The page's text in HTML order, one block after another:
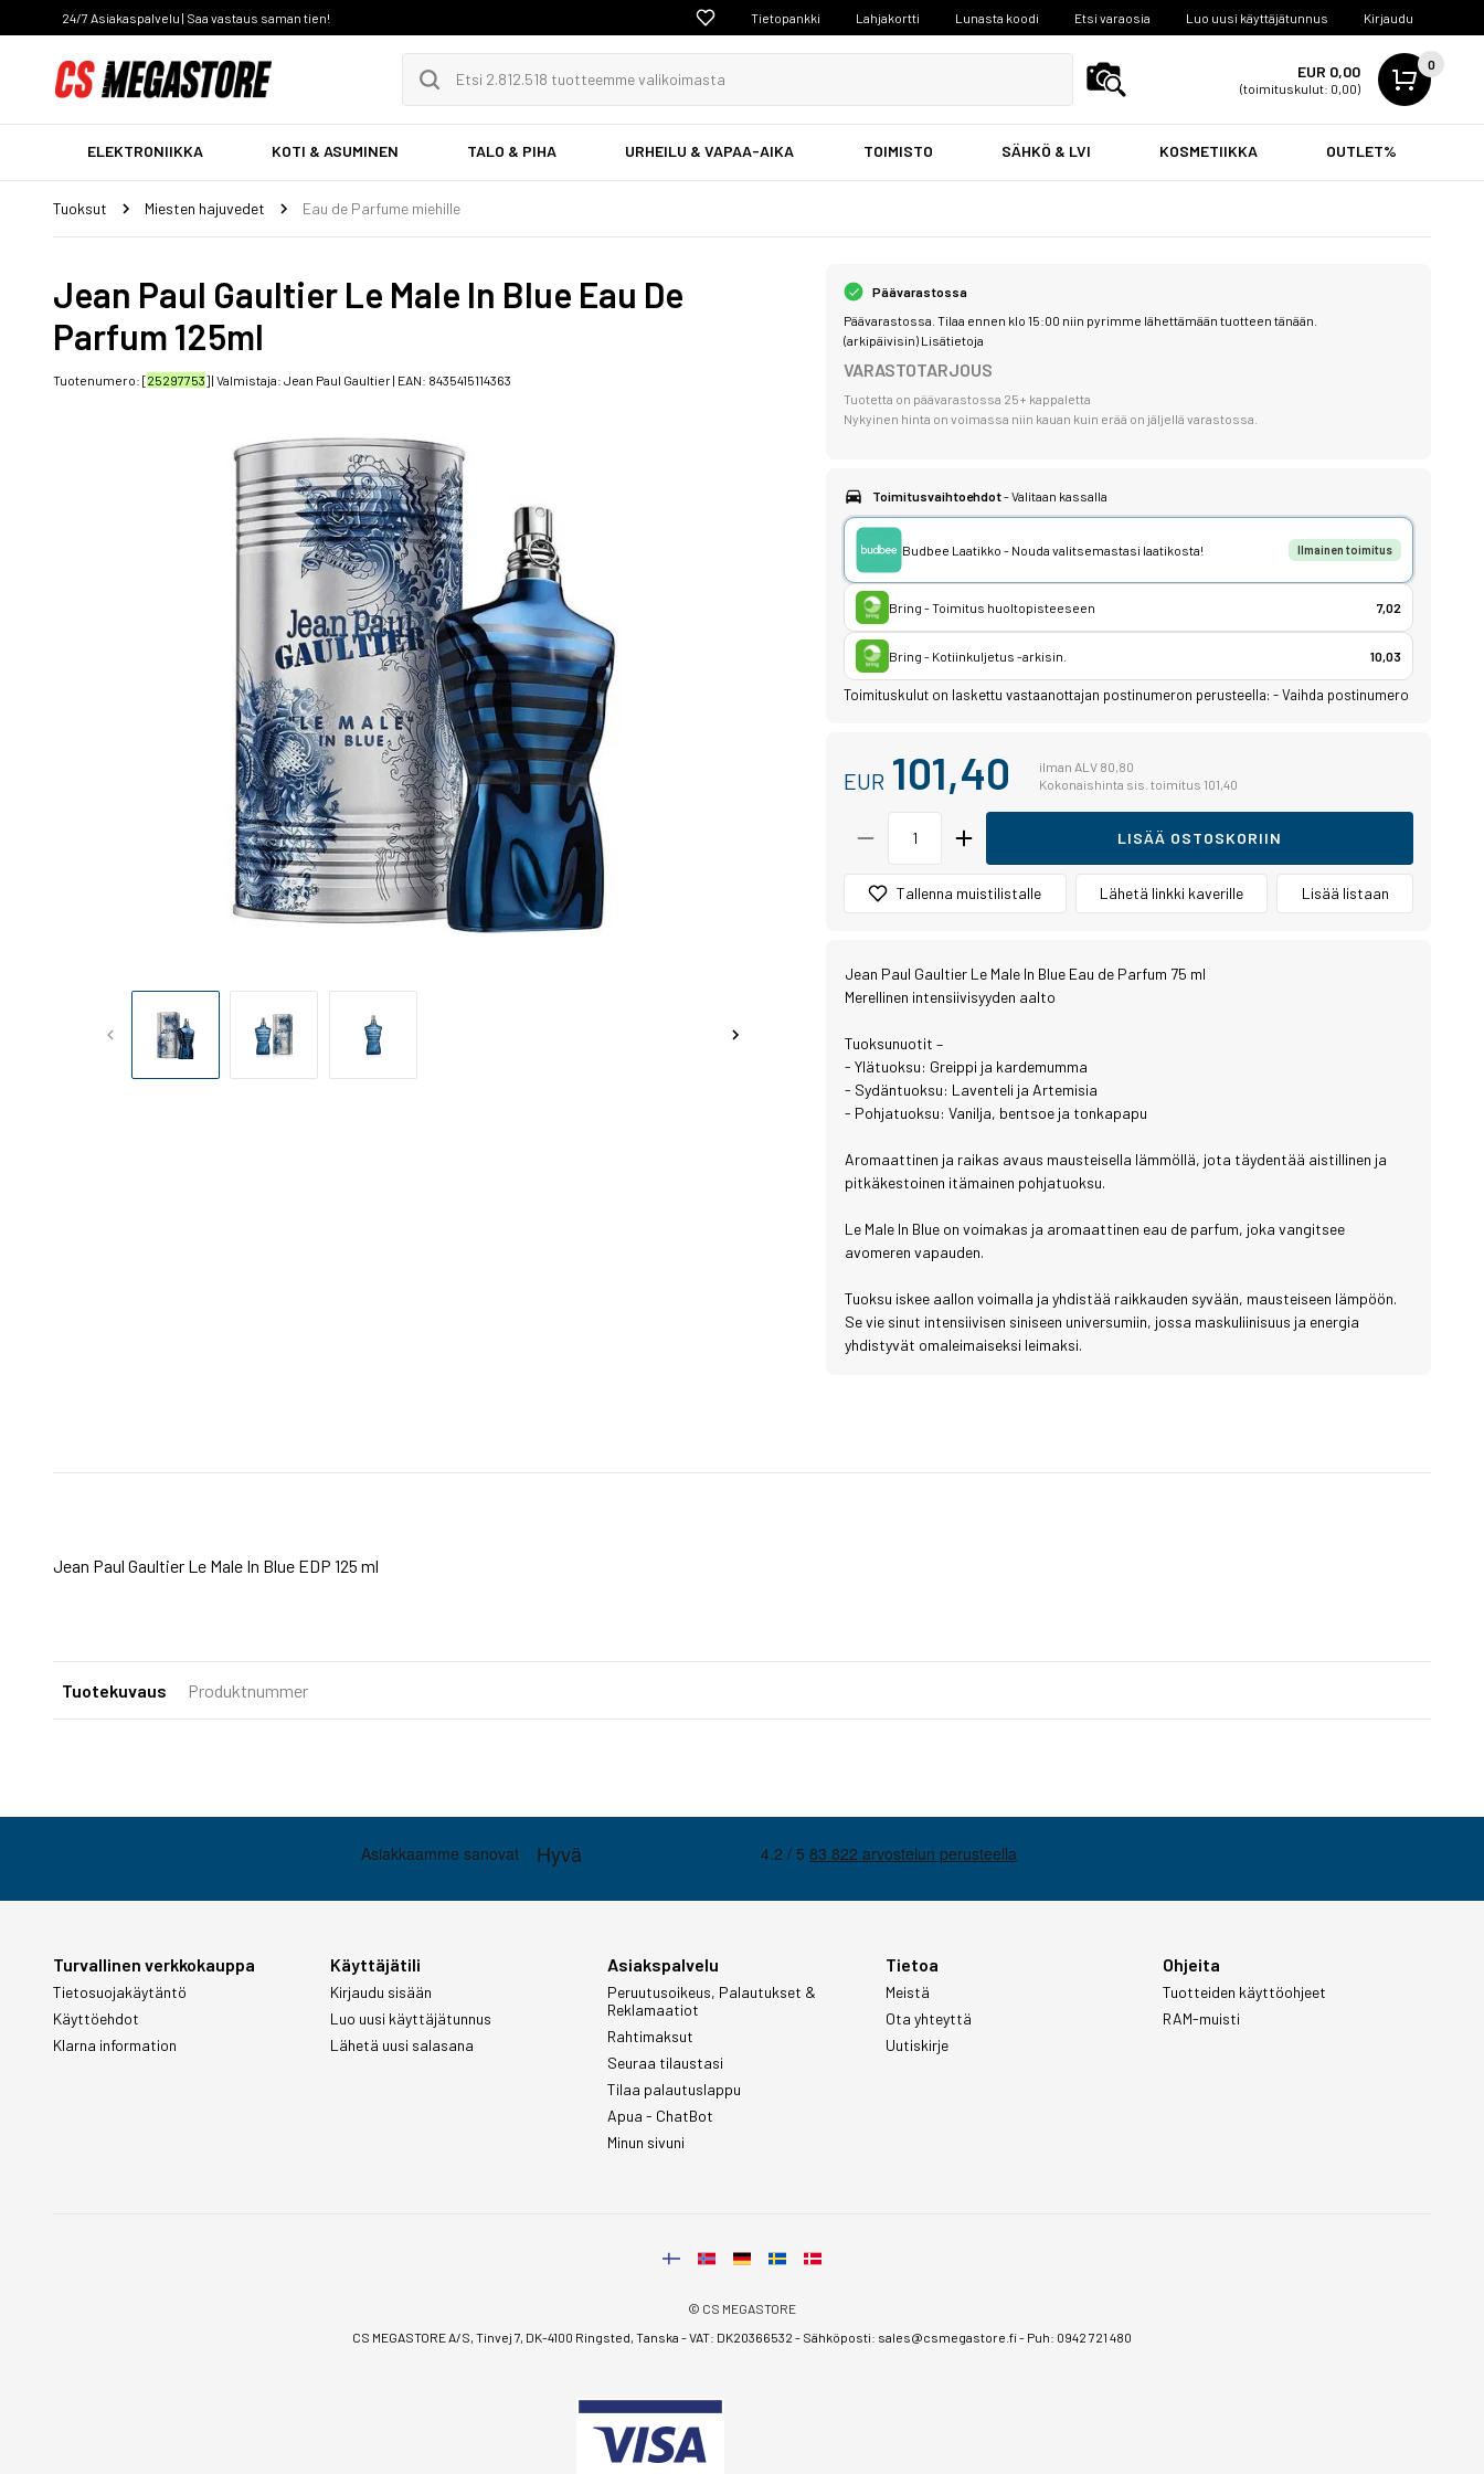
24/7 Asiakaspalvelu | Saa vastaus saman tien! Tietopankki Lahjakortti Lunasta koodi Etsi varaosia Luo uusi käyttäjätunnus Kirjaudu
EUR 0,00
(toimituskulut: 0,00)
0
ELEKTRONIIKKA KOTI & ASUMINEN TALO & PIHA URHEILU & VAPAA-AIKA TOIMISTO SÄHKÖ & LVI KOSMETIIKKA OUTLET%
Tuoksut Miesten hajuvedet Eau de Parfume miehille
Jean Paul Gaultier Le Male In Blue Eau De
Parfum 125ml
Tuotenumero: [25297753] | Valmistaja: Jean Paul Gaultier| EAN: 8435415114363
Päävarastossa
Päävarastossa. Tilaa ennen klo 15:00 niin pyrimme lähettämään tuotteen tänään.
(arkipäivisin) Lisätietoja
VARASTOTARJOUS
Tuotetta on päävarastossa 25+ kappaletta
Nykyinen hinta on voimassa niin kauan kuin erää on jäljellä varastossa.
Toimitusvaihtoehdot- Valitaan kassalla
Budbee Laatikko - Nouda valitsemastasi laatikosta! Ilmainen toimitus
Bring - Toimitus huoltopisteeseen 7,02
Bring - Kotiinkuljetus -arkisin. 10,03
Toimituskulut on laskettu vastaanottajan postinumeron perusteella: -Vaihda postinumero
EUR 101,40
ilman ALV 80,80
Kokonaishinta sis. toimitus 101,40
LISÄÄ OSTOSKORIIN
Tallenna muistilistalle Lähetä linkki kaverille Lisää listaan
Jean Paul Gaultier Le Male In Blue Eau de Parfum 75 ml
Merellinen intensiivisyyden aalto
Tuoksunuotit –
- Ylätuoksu: Greippi ja kardemumma
- Sydäntuoksu: Laventeli ja Artemisia
- Pohjatuoksu: Vanilja, bentsoe ja tonkapapu
Aromaattinen ja raikas avaus mausteisella lämmöllä, jota täydentää aistillinen ja
pitkäkestoinen itämainen pohjatuoksu.
Le Male In Blue on voimakas ja aromaattinen eau de parfum, joka vangitsee
avomeren vapauden.
Tuoksu iskee aallon voimalla ja yhdistää raikkauden syvään, mausteiseen lämpöön.
Se vie sinut intensiivisen siniseen universumiin, jossa maskuliinisuus ja energia
yhdistyvät omaleimaiseksi leimaksi.
Jean Paul Gaultier Le Male In Blue EDP 125 ml
Tuotekuvaus Produktnummer
Turvallinen verkkokauppa
Tietosuojakäytäntö
Käyttöehdot
Klarna information
Käyttäjätili
Kirjaudu sisään
Luo uusi käyttäjätunnus
Lähetä uusi salasana
Asiakspalvelu
Peruutusoikeus, Palautukset &
Reklamaatiot
Rahtimaksut
Seuraa tilaustasi
Tilaa palautuslappu
Apua - ChatBot
Minun sivuni
Tietoa
Meistä
Ota yhteyttä
Uutiskirje
Ohjeita
Tuotteiden käyttöohjeet
RAM-muisti
© CS MEGASTORE
CS MEGASTORE A/S, Tinvej 7, DK-4100 Ringsted, Tanska - VAT: DK20366532 - Sähköposti: sales@csmegastore.fi- Puh: 0942 721 480